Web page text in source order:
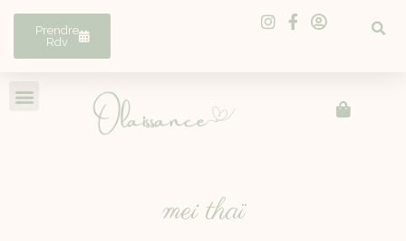
Prendre
Rdv
mei thaï